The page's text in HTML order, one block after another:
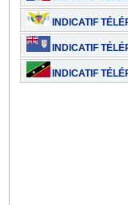
INDICATIF
ETATS-UNIS
INDICATIF
INDICATIF